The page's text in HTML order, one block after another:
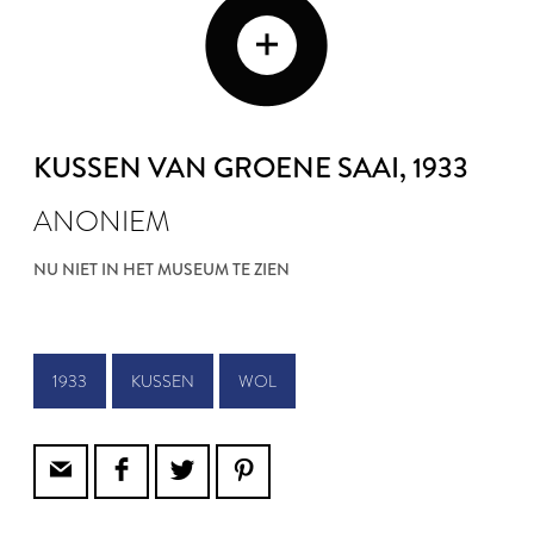
KUSSEN VAN GROENE SAAI, 1933
ANONIEM
NU NIET IN HET MUSEUM TE ZIEN
1933 KUSSEN WOL